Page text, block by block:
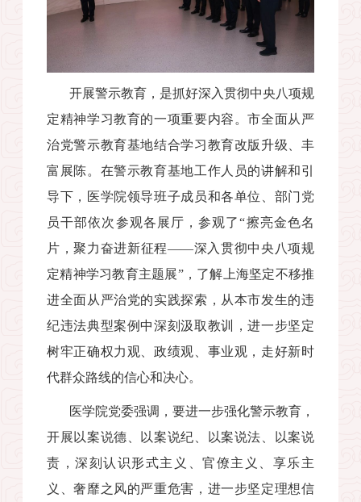
开展警示教育，是抓好深入贯彻中央八项规
定精神学习教育的一项重要内容。市全面从严
治党警示教育基地结合学习教育改版升级、丰
富展陈。在警示教育基地工作人员的讲解和引
导下，医学院领导班子成员和各单位、部门党
员干部依次参观各展厅，参观了“擦亮金色名
片，聚力奋进新征程——深入贯彻中央八项规
定精神学习教育主题展”，了解上海坚定不移推
进全面从严治党的实践探索，从本市发生的违
纪违法典型案例中深刻汲取教训，进一步坚定
树牢正确权力观、政绩观、事业观，走好新时
代群众路线的信心和决心。
医学院党委强调，要进一步强化警示教育，
开展以案说德、以案说纪、以案说法、以案说
责，深刻认识形式主义、官僚主义、享乐主
义、奢靡之风的严重危害，进一步坚定理想信